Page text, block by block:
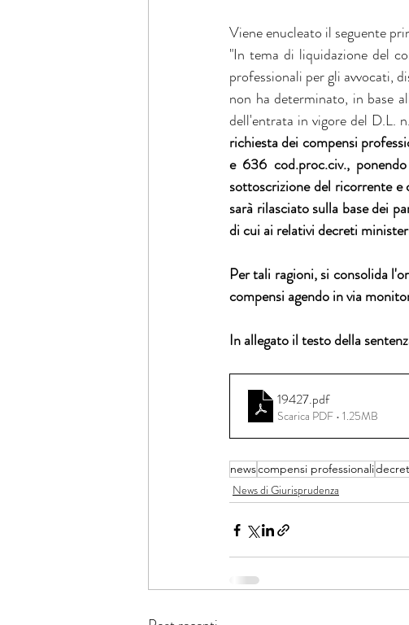
Viene enucleato il seguente
"In tema di liquidazione del
professionali per gli avvocati,
non ha determinato, in base
dell'entrata in vigore del D.L.
richiesta dei compensi
e 636 cod.proc.civ.,
sottoscrizione del ricorrente e
sarà rilasciato sulla base dei
di cui ai relativi decreti
Per tali ragioni, si consolida
compensi agendo in via
In allegato il testo della
19427.pdf
Scarica PDF • 1.25MB
newscompensi professionali
News di Giurisprudenza